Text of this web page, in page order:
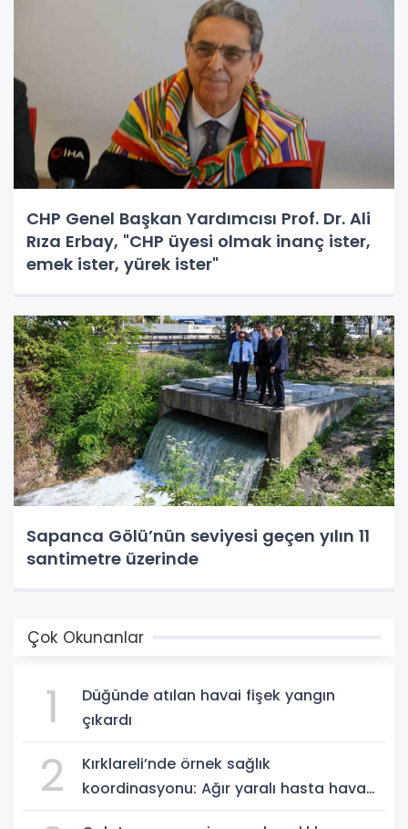
CHP Genel Başkan Yardımcısı Prof. Dr. Ali
Rıza Erbay, "CHP üyesi olmak inanç ister,
emek ister, yürek ister"
Sapanca Gölü’nün seviyesi geçen yılın 11
santimetre üzerinde
Çok Okunanlar
1
Düğünde atılan havai fişek yangın
çıkardı
2
Kırklareli’nde örnek sağlık
koordinasyonu: Ağır yaralı hasta hava